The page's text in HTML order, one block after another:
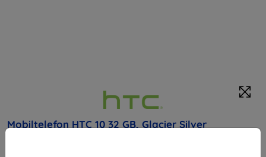
Mobiltelefon HTC 10 32 GB, Glacier Silver